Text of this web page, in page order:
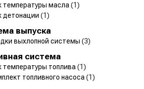
температуры масла (1)
детонации (1)
выпуска
выхлопной системы (3)
система
температуры топлива (1)
топливного насоса (1)